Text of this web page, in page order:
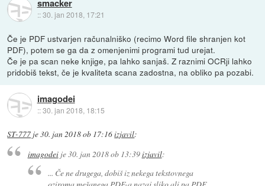
smacker
::30. jan 2018, 17:21
Če je PDF ustvarjen računalniško (recimo Word file shranjen kot
PDF), potem se ga da z omenjenimi programi tud urejat.
Če je pa scan neke knjige, pa lahko sanjaš. Z raznimi OCRji lahko
pridobiš tekst, če je kvaliteta scana zadostna, na obliko pa pozabi.
imagodei
::30. jan 2018, 18:15
ST-777 je30. jan 2018 ob 17:16izjavil:
imagodeije30. jan 2018 ob 13:39izjavil:
... Če ne drugega, dobiš iz nekega tekstovnega